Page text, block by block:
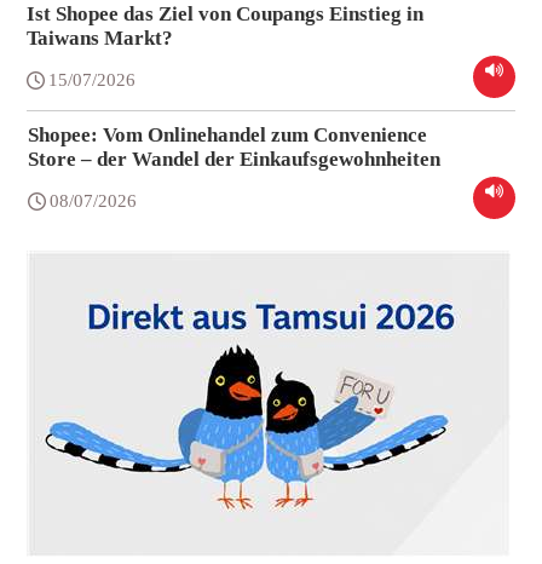
Ist Shopee das Ziel von Coupangs Einstieg in
Taiwans Markt?
15/07/2026
Shopee: Vom Onlinehandel zum Convenience
Store – der Wandel der Einkaufsgewohnheiten
08/07/2026